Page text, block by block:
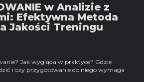
w Analizie z
Efektywna Metoda
Jakości Treningu
? Jak wygląda w praktyce? Gdzie
i czy przygotowanie do niego wymaga